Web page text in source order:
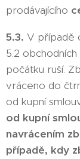
prodávajícího c
5.3. V případě
5.2
počátku ruší.
vráceno do
od kupní
od kupní
navrácením
případě, kdy